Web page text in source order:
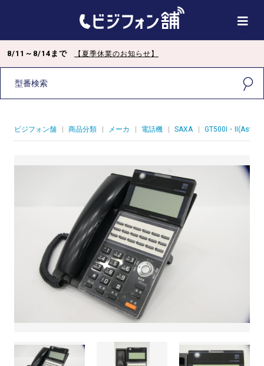
8/11～8/14まで 【夏季休業のお知らせ】
ビジフォン舗 商品分類 メーカ 電話機 SAXA GT500I・II(Astral)